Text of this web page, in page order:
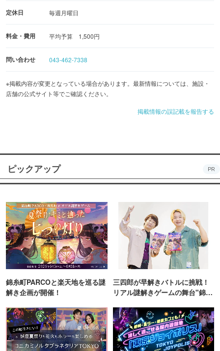
定休日 毎週月曜日
料金・費用 平均予算 1,500円
問い合わせ 043-462-7338
※掲載内容が変更となっている場合があります。最新情報については、施設・
店舗の公式サイト等でご確認ください。
掲載情報の誤記載を報告する
ピックアップ PR
錦糸町PARCOと楽天地を巡る謎
解き企画が開催！
三四郎が早解きバトルに挑戦！
リアル謎解きゲームの舞台"錦糸